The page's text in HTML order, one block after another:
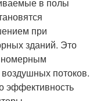
в полы
при
зданий. Это
потоков.
эффективность